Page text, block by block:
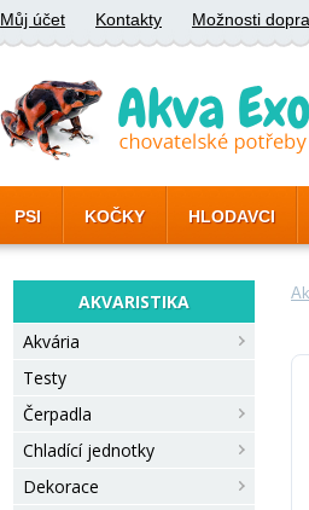
Můj účet Kontakty Možnosti
PSI KOČKY HLODAVCI
AKVARISTIKA
Akvária
Testy
Čerpadla
Chladící jednotky
Dekorace